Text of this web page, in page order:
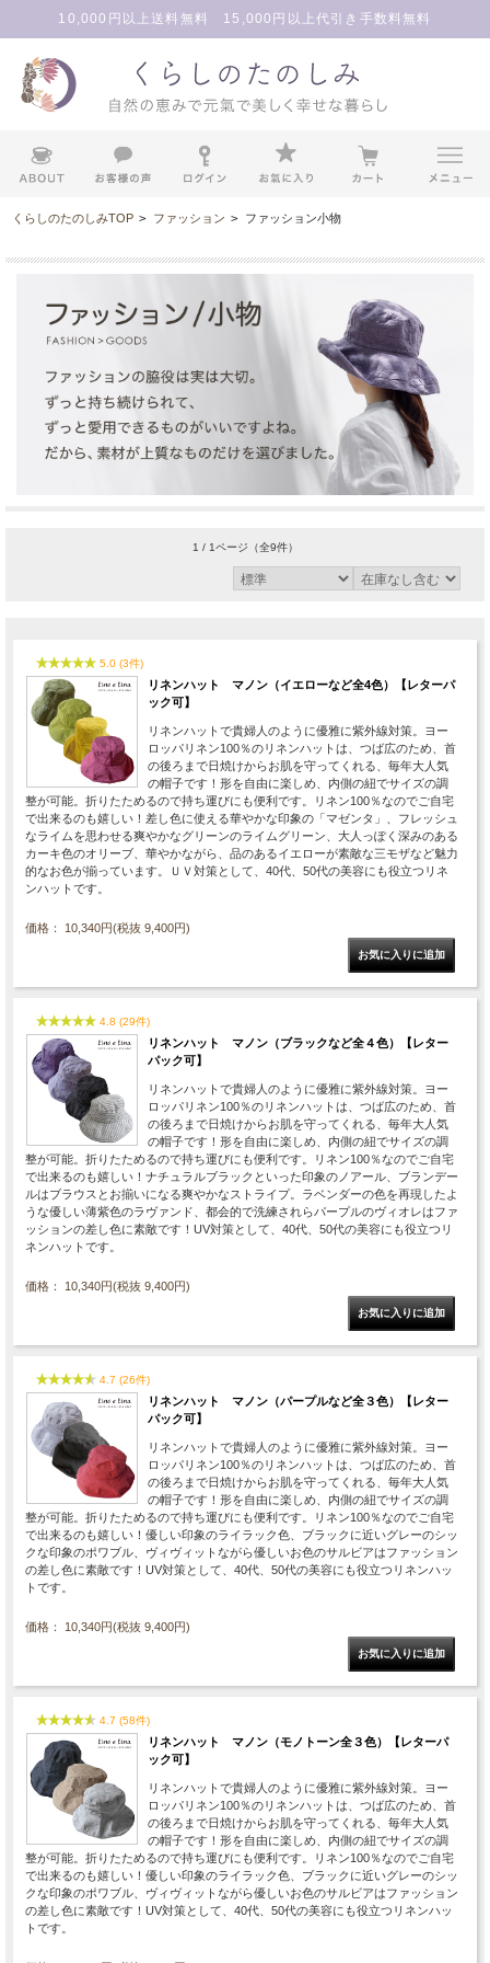
10,000円以上送料無料 15,000円以上代引き手数料無料
くらしのたのしみTOP > ファッション > ファッション小物
1 / 1ページ （全9件）
5.0 (3件)
リネンハット マノン（イエローなど全4色）【レターパ
ック可】
リネンハットで貴婦人のように優雅に紫外線対策。ヨー
ロッパリネン100％のリネンハットは、つば広のため、首
の後ろまで日焼けからお肌を守ってくれる、毎年大人気
の帽子です！形を自由に楽しめ、内側の紐でサイズの調
整が可能。折りたためるので持ち運びにも便利です。リネン100％なのでご自宅
で出来るのも嬉しい！差し色に使える華やかな印象の「マゼンタ」、フレッシュ
なライムを思わせる爽やかなグリーンのライムグリーン、大人っぽく深みのある
カーキ色のオリーブ、華やかながら、品のあるイエローが素敵な三モザなど魅力
的なお色が揃っています。ＵＶ対策として、40代、50代の美容にも役立つリネ
ンハットです。
価格： 10,340円(税抜 9,400円)
4.8 (29件)
リネンハット マノン（ブラックなど全４色）【レター
パック可】
リネンハットで貴婦人のように優雅に紫外線対策。ヨー
ロッパリネン100％のリネンハットは、つば広のため、首
の後ろまで日焼けからお肌を守ってくれる、毎年大人気
の帽子です！形を自由に楽しめ、内側の紐でサイズの調
整が可能。折りたためるので持ち運びにも便利です。リネン100％なのでご自宅
で出来るのも嬉しい！ナチュラルブラックといった印象のノアール、ブランデー
ルはブラウスとお揃いになる爽やかなストライプ。ラベンダーの色を再現したよ
うな優しい薄紫色のラヴァンド、都会的で洗練されらパープルのヴィオレはファ
ッションの差し色に素敵です！UV対策として、40代、50代の美容にも役立つリ
ネンハットです。
価格： 10,340円(税抜 9,400円)
4.7 (26件)
リネンハット マノン（パープルなど全３色）【レター
パック可】
リネンハットで貴婦人のように優雅に紫外線対策。ヨー
ロッパリネン100％のリネンハットは、つば広のため、首
の後ろまで日焼けからお肌を守ってくれる、毎年大人気
の帽子です！形を自由に楽しめ、内側の紐でサイズの調
整が可能。折りたためるので持ち運びにも便利です。リネン100％なのでご自宅
で出来るのも嬉しい！優しい印象のライラック色、ブラックに近いグレーのシッ
クな印象のポワブル、ヴィヴィットながら優しいお色のサルビアはファッション
の差し色に素敵です！UV対策として、40代、50代の美容にも役立つリネンハッ
トです。
価格： 10,340円(税抜 9,400円)
4.7 (58件)
リネンハット マノン（モノトーン全３色）【レターパ
ック可】
リネンハットで貴婦人のように優雅に紫外線対策。ヨー
ロッパリネン100％のリネンハットは、つば広のため、首
の後ろまで日焼けからお肌を守ってくれる、毎年大人気
の帽子です！形を自由に楽しめ、内側の紐でサイズの調
整が可能。折りたためるので持ち運びにも便利です。リネン100％なのでご自宅
で出来るのも嬉しい！優しい印象のライラック色、ブラックに近いグレーのシッ
クな印象のポワブル、ヴィヴィットながら優しいお色のサルビアはファッション
の差し色に素敵です！UV対策として、40代、50代の美容にも役立つリネンハッ
トです。